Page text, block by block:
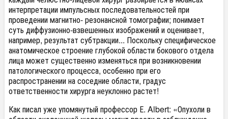
интерпретации импульсных последовательностей при
проведении магнитно- резонансной томографии; понимает
суть диффузионно-взвешенных изображений и оценивает,
например, результат субтракции... Поскольку специфическое
анатомическое строение глубокой области бокового отдела
лица может существенно изменяться при возникновении
патологического процесса, особенно при его
распространении на соседние области, градус
ответственности хирурга неуклонно растет!
Как писал уже упомянутый профессор Е. Albert: «Опухоли в